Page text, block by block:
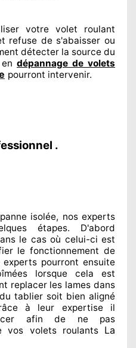
votre volet roulant
refuse de s'abaisser ou
détecter la source du
en dépannage de volets
pourront intervenir.
.
isolée, nos experts
étapes. D'abord
le cas où celui-ci est
le fonctionnement de
experts pourront ensuite
lorsque cela est
replacerles lames dans
du tablier soit bien aligné
à leur expertiseil
afin de ne pas
vos volets roulants La